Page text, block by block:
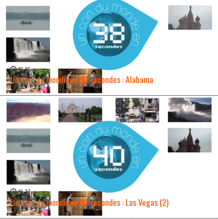
01:26
Un coin du monde en 80 secondes : Alabama
WATCH NOW →
01:27
Un coin du monde en 80 secondes : Las Vegas (2)
WATCH NOW →